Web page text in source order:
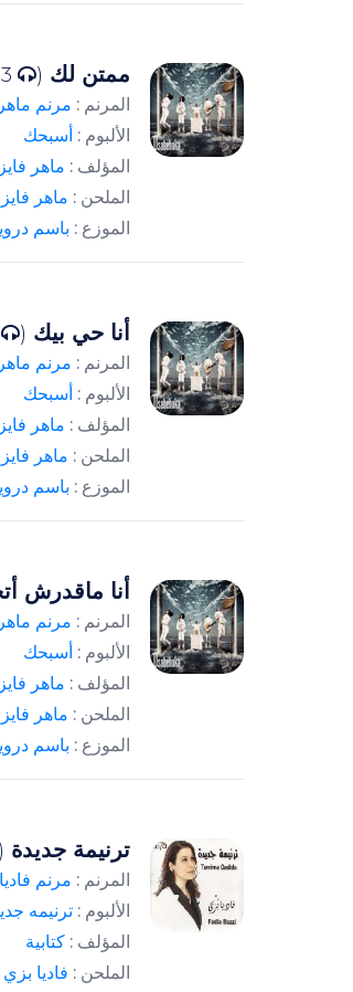
ممتن لك (
المرنم : مرنم
الألبوم : أسبحك
المؤلف : ماهر فايز
الملحن : ماهر فايز
الموزع : باسم
أنا حي بيك (
المرنم : مرنم
الألبوم : أسبحك
المؤلف : ماهر فايز
الملحن : ماهر فايز
الموزع : باسم
أنا ماقدرش
المرنم : مرنم
الألبوم : أسبحك
المؤلف : ماهر فايز
الملحن : ماهر فايز
الموزع : باسم
ترنيمة جديدة (
المرنم : مرنم
الألبوم : ترنيمه
المؤلف : كتابية
الملحن : فاديا بزي